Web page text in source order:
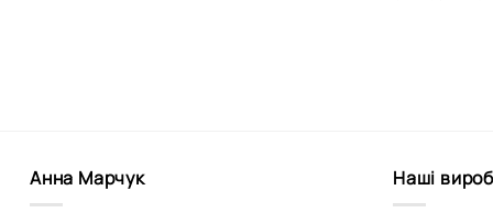
Анна Марчук Наші